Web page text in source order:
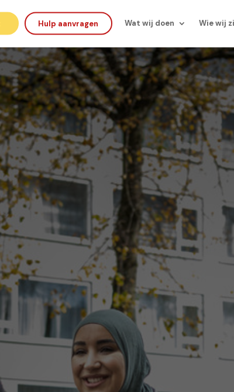
Hulp aanvragen Wat wij doen Wie wij